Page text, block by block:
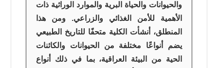
والحيوانات والحياة البرية والموارد الوراثية ذات
الأهمية للأمن الغذائي والزراعي. ومن هذا
المنطلق، أنشأت الكلية متحفًا للتاريخ الطبيعي
يضم أنواعًا مختلفة من الحيوانات والكائنات
الحية من البيئة العراقية، بما في ذلك أنواع